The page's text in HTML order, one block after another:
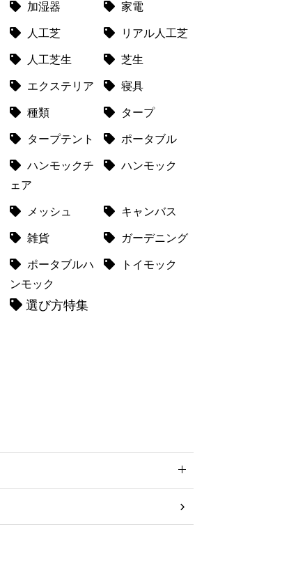
加湿器 家電
人工芝 リアル人工芝
人工芝生 芝生
エクステリア 寝具
種類 タープ
タープテント ポータブル
ハンモックチ
ェア
ハンモック
メッシュ キャンバス
雑貨 ガーデニング
ポータブルハ
ンモック
トイモック
選び方特集